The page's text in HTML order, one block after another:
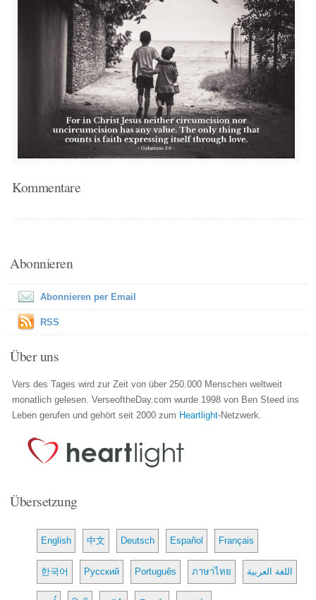
Kommentare
Abonnieren
Abonnieren per Email
RSS
Über uns
Vers des Tages wird zur Zeit von über 250.000 Menschen weltweit
monatlich gelesen. VerseoftheDay.com wurde 1998 von Ben Steed ins
Leben gerufen und gehört seit 2000 zum Heartlight-Netzwerk.
Übersetzung
English 中文 Deutsch Español Français
한국어 Русский Português ภาษาไทย اللغة العربية